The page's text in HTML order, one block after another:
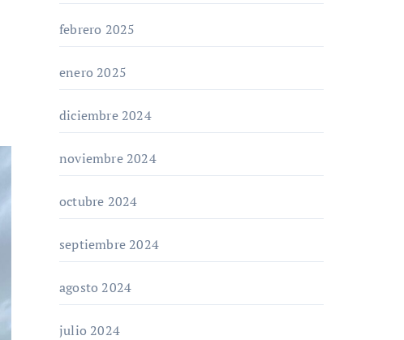
febrero 2025
enero 2025
diciembre 2024
noviembre 2024
octubre 2024
septiembre 2024
agosto 2024
julio 2024